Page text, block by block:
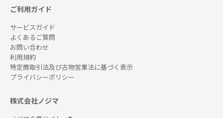
ご利用ガイド
サービスガイド
よくあるご質問
お問い合わせ
利用規約
特定商取引法及び古物営業法に基づく表示
プライバシーポリシー
株式会社ノジマ